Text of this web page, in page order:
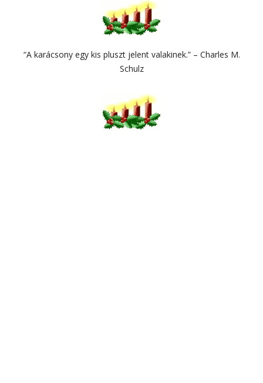
“A karácsony egy kis pluszt jelent valakinek.” – Charles M.
Schulz